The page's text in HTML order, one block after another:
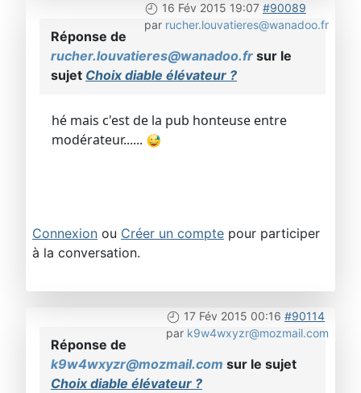
16 Fév 2015 19:07 #90089
par rucher.louvatieres@wanadoo.fr
Réponse de
rucher.louvatieres@wanadoo.fr sur le
sujet Choix diable élévateur ?
hé mais c'est de la pub honteuse entre
modérateur......
Connexion ou Créer un compte pour participer
à la conversation.
17 Fév 2015 00:16 #90114
par k9w4wxyzr@mozmail.com
Réponse de
k9w4wxyzr@mozmail.com sur le sujet
Choix diable élévateur ?